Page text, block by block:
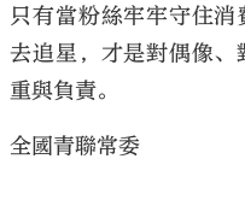
只有當粉絲牢牢守住
去追星，才是對偶像
重與負責。
全國青聯常委